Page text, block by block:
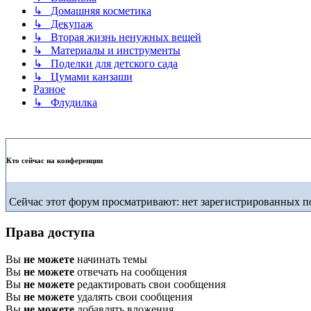
↳ Домашняя косметика
↳ Декупаж
↳ Вторая жизнь ненужных вещей
↳ Материалы и инструменты
↳ Поделки для детского сада
↳ Цумами канзаши
Разное
↳ Флудилка
Кто сейчас на конференции
Сейчас этот форум просматривают: нет зарегистрированных
Права доступа
Вы не можете начинать темы
Вы не можете отвечать на сообщения
Вы не можете редактировать свои сообщения
Вы не можете удалять свои сообщения